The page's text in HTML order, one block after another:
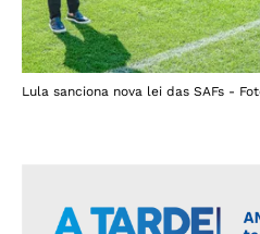
Lula sanciona nova lei das SAFs -